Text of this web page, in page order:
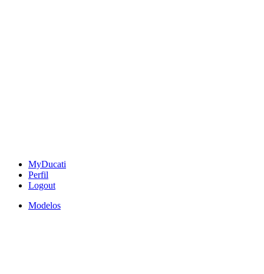
MyDucati
Perfil
Logout
Modelos